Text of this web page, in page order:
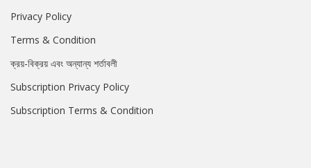
Privacy Policy
Terms & Condition
ক্রয়-বিক্রয় এবং অন্যান্য শর্তাবলী
Subscription Privacy Policy
Subscription Terms & Condition